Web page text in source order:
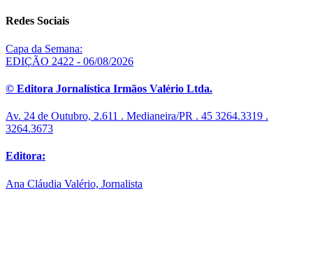
Redes Sociais
Capa da Semana:
EDIÇÃO 2422 - 06/08/2026
© Editora Jornalística Irmãos Valério Ltda.
Av. 24 de Outubro, 2.611 . Medianeira/PR . 45 3264.3319 .
3264.3673
Editora:
Ana Cláudia Valério, Jornalista